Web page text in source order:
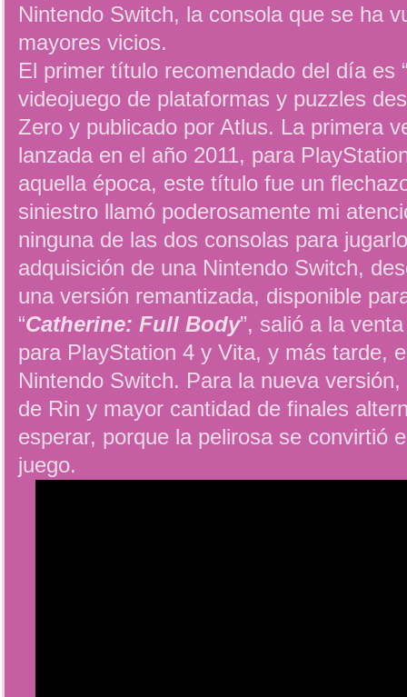
Nintendo Switch, la consola que se ha
mayores vicios.
El primer título recomendado del día es
videojuego de plataformas y puzzles
Zero y publicado por Atlus. La primera
lanzada en el año 2011, para
aquella época, este título fue un
siniestro llamó poderosamente mi
ninguna de las dos consolas para
adquisición de una Nintendo Switch,
una versión remantizada, disponible
“Catherine: Full Body”, salió a la
para PlayStation 4 y Vita, y más tarde,
Nintendo Switch. Para la nueva
de Rin y mayor cantidad de finales
esperar, porque la pelirosa se convirtió
juego.